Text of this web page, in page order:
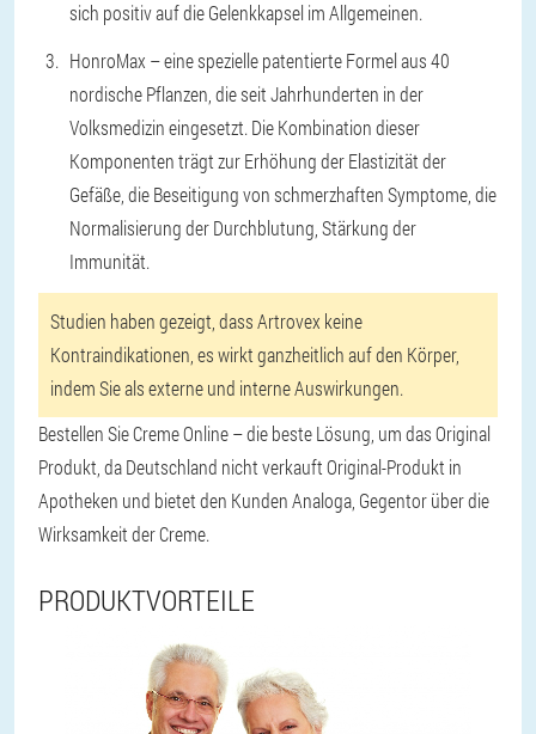
sich positiv auf die Gelenkkapsel im Allgemeinen.
HonroMax – eine spezielle patentierte Formel aus 40
nordische Pflanzen, die seit Jahrhunderten in der
Volksmedizin eingesetzt. Die Kombination dieser
Komponenten trägt zur Erhöhung der Elastizität der
Gefäße, die Beseitigung von schmerzhaften Symptome, die
Normalisierung der Durchblutung, Stärkung der
Immunität.
Studien haben gezeigt, dass Artrovex keine
Kontraindikationen, es wirkt ganzheitlich auf den Körper,
indem Sie als externe und interne Auswirkungen.
Bestellen Sie Creme Online – die beste Lösung, um das Original
Produkt, da Deutschland nicht verkauft Original-Produkt in
Apotheken und bietet den Kunden Analoga, Gegentor über die
Wirksamkeit der Creme.
PRODUKTVORTEILE